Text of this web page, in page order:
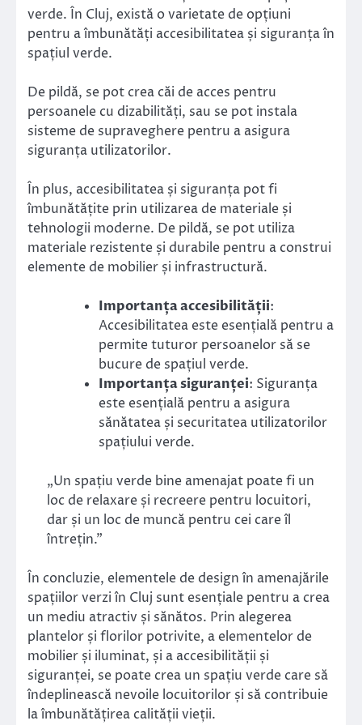
verde. În Cluj, există o varietate de opțiuni
pentru a îmbunătăți accesibilitatea și siguranța în
spațiul verde.
De pildă, se pot crea căi de acces pentru
persoanele cu dizabilități, sau se pot instala
sisteme de supraveghere pentru a asigura
siguranța utilizatorilor.
În plus, accesibilitatea și siguranța pot fi
îmbunătățite prin utilizarea de materiale și
tehnologii moderne. De pildă, se pot utiliza
materiale rezistente și durabile pentru a construi
elemente de mobilier și infrastructură.
Importanța accesibilității:
Accesibilitatea este esențială pentru a
permite tuturor persoanelor să se
bucure de spațiul verde.
Importanța siguranței: Siguranța
este esențială pentru a asigura
sănătatea și securitatea utilizatorilor
spațiului verde.
„Un spațiu verde bine amenajat poate fi un
loc de relaxare și recreere pentru locuitori,
dar și un loc de muncă pentru cei care îl
întrețin.”
În concluzie, elementele de design în amenajările
spațiilor verzi în Cluj sunt esențiale pentru a crea
un mediu atractiv și sănătos. Prin alegerea
plantelor și florilor potrivite, a elementelor de
mobilier și iluminat, și a accesibilității și
siguranței, se poate crea un spațiu verde care să
îndeplinească nevoile locuitorilor și să contribuie
la îmbunătățirea calității vieții.